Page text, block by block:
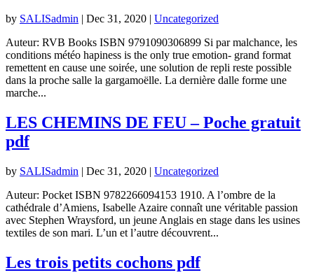
by SALISadmin | Dec 31, 2020 | Uncategorized
Auteur: RVB Books ISBN 9791090306899 Si par malchance, les
conditions météo hapiness is the only true emotion- grand format
remettent en cause une soirée, une solution de repli reste possible
dans la proche salle la gargamoëlle. La dernière dalle forme une
marche...
LES CHEMINS DE FEU – Poche gratuit
pdf
by SALISadmin | Dec 31, 2020 | Uncategorized
Auteur: Pocket ISBN 9782266094153 1910. A l’ombre de la
cathédrale d’Amiens, Isabelle Azaire connaît une véritable passion
avec Stephen Wraysford, un jeune Anglais en stage dans les usines
textiles de son mari. L’un et l’autre découvrent...
Les trois petits cochons pdf